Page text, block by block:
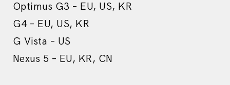
Optimus G3 – EU, US, KR
G4 – EU, US, KR
G Vista – US
Nexus 5 – EU, KR, CN